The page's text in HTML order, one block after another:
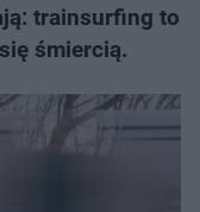
trainsurfing to
śmiercią.